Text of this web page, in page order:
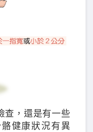
查，還是有一些
健康狀況有異